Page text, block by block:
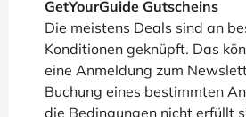
GetYourGuide Gutscheins
Die meistens Deals sind an
Konditionen geknüpft. Das
eine Anmeldung zum
Buchung eines bestimmten
die Bedingungen nicht erfüllt